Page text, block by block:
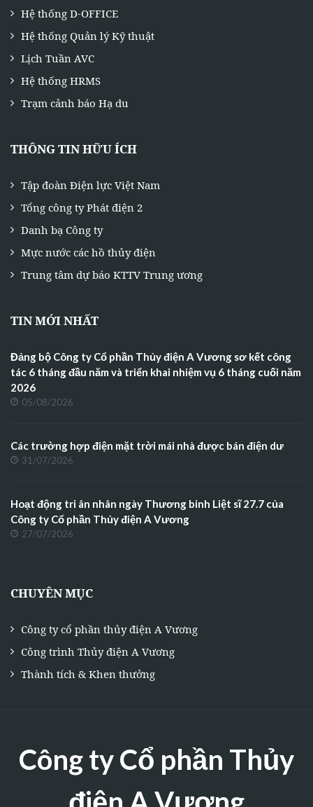
Hệ thống D-OFFICE
Hệ thống Quản lý Kỹ thuật
Lịch Tuần AVC
Hệ thống HRMS
Trạm cảnh báo Hạ du
THÔNG TIN HỮU ÍCH
Tập đoàn Điện lực Việt Nam
Tổng công ty Phát điện 2
Danh bạ Công ty
Mực nước các hồ thủy điện
Trung tâm dự báo KTTV Trung ương
TIN MỚI NHẤT
Đảng bộ Công ty Cổ phần Thủy điện A Vương sơ kết công
tác 6 tháng đầu năm và triển khai nhiệm vụ 6 tháng cuối năm
2026
05/08/2026
Các trường hợp điện mặt trời mái nhà được bán điện dư
31/07/2026
Hoạt động tri ân nhân ngày Thương binh Liệt sĩ 27.7 của
Công ty Cổ phần Thủy điện A Vương
27/07/2026
CHUYÊN MỤC
Công ty cổ phần thủy điện A Vương
Công trình Thủy điện A Vương
Thành tích & Khen thưởng
Công ty Cổ phần Thủy